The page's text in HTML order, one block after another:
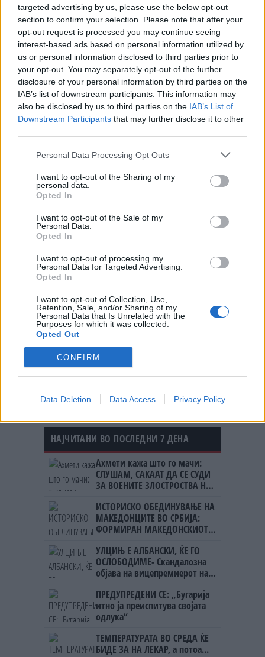
targeted advertising by us, please use the below opt-out
section to confirm your selection. Please note that after your
opt-out request is processed you may continue seeing
interest-based ads based on personal information utilized by
us or personal information disclosed to third parties prior to
your opt-out. You may separately opt-out of the further
disclosure of your personal information by third parties on the
IAB’s list of downstream participants. This information may
also be disclosed by us to third parties on the IAB’s List of
Downstream Participants that may further disclose it to other
Personal Data Processing Opt Outs
I want to opt-out of the Sharing of my
personal data.
Opted In
I want to opt-out of the Sale of my
Personal Data.
Opted In
I want to opt-out of processing my
Personal Data for Targeted Advertising.
Opted In
I want to opt-out of Collection, Use,
Retention, Sale, and/or Sharing of my
Personal Data that Is Unrelated with the
Purposes for which it was collected.
Opted Out
CONFIRM
Data Deletion Data Access Privacy Policy
го поминат месецот. Ние сме одговорна
Влада, проблемите се за да се решат, ние
решивме стотици проблеми, така и овој ќе
биде решен-истакна премиерот Мицкоски.
На новинарско прашање за кометар во врска со
најавениот митинг за поддршка на српскиот
претседател Александар Вучиќ во Куманово,
премиерот Мицкоски одговори дека не
поддржува надворешно мешање во
– Апсолутно не поддржувам надворешно
Македонија како што тоа беше пред некој
ден, но исто така ние како Влада немаме
намера ниту сме пледирале да се мешаме во
внатрешните и независни политики на било
која држава
© Vecer.mk, правата за текстот се на редакцијата
Министерството за здравство
започна стручен надзор за
случајот со 19-годишната Станка
Михајлова
Не им доаѓа памет - СЕ ВЕСЕЛЕЛ
СО ПИШТОЛ ПА ПОГОДИЛ КУЌА
НАЈЧИТАНИ ВО ПОСЛЕДНИ 7 ДЕНА
Ахмети кажа што го мачи:
СЛУШАМ, САКААТ ДА СЕ СУДИ
ЗА ВОЕНИТЕ ЗЛОСТРОСТВА НА
ИСТОРИСКО ОБЕДИНУВАЊЕ НА
МАКЕДОНЦИТЕ ВО СРБИЈА:
ФОРМИРАН МАКЕДОНСКИОТ
УЛЦИЊ Е АЛБАНСКИ, ЌЕ ГО
ОСЛОБОДИМЕ- Скандалозна
објава на вицепремиерот на
ПРЕДУПРЕДЕНИ СЕ: „Бугарија
итно ја преиспитува својата
одлука“
ТЕМПЕРАТУРАТА ВО СРЕДА ЌЕ
БИДЕ ЗА НА ЛЕКАР, а потоа...